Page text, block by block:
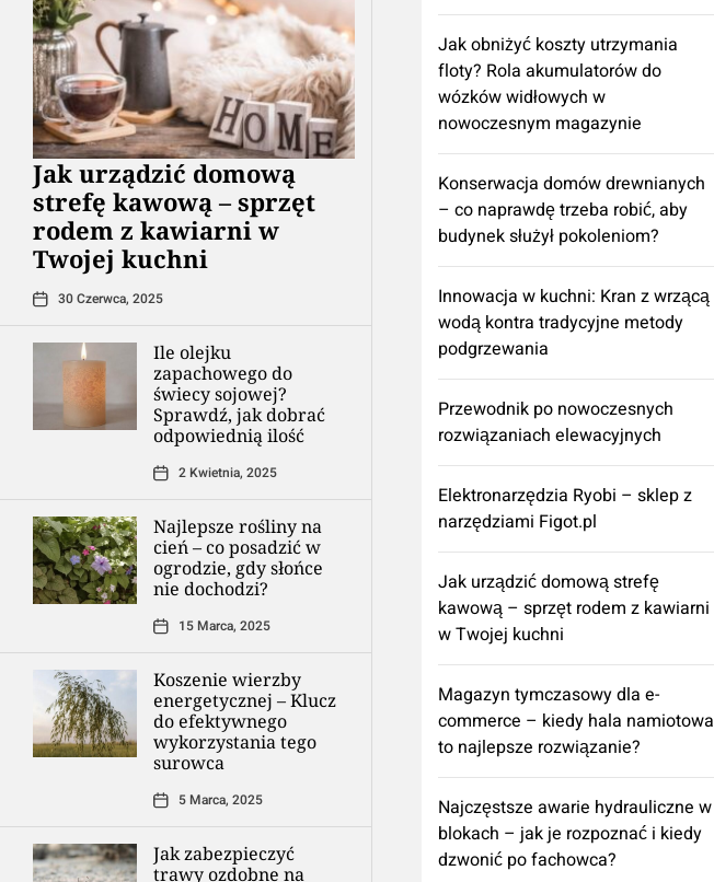
​Jak urządzić domową
strefę kawową – sprzęt
rodem z kawiarni w
Twojej kuchni
30 Czerwca, 2025
Ile olejku
zapachowego do
świecy sojowej?
Sprawdź, jak dobrać
odpowiednią ilość
2 Kwietnia, 2025
Najlepsze rośliny na
cień – co posadzić w
ogrodzie, gdy słońce
nie dochodzi?
15 Marca, 2025
Koszenie wierzby
energetycznej – Klucz
do efektywnego
wykorzystania tego
surowca
5 Marca, 2025
Jak zabezpieczyć
trawy ozdobne na
Jak obniżyć koszty utrzymania
floty? Rola akumulatorów do
wózków widłowych w
nowoczesnym magazynie
Konserwacja domów drewnianych
– co naprawdę trzeba robić, aby
budynek służył pokoleniom?
Innowacja w kuchni: Kran z wrzącą
wodą kontra tradycyjne metody
podgrzewania
Przewodnik po nowoczesnych
rozwiązaniach elewacyjnych
Elektronarzędzia Ryobi – sklep z
narzędziami Figot.pl
​Jak urządzić domową strefę
kawową – sprzęt rodem z kawiarni
w Twojej kuchni
Magazyn tymczasowy dla e-
commerce – kiedy hala namiotowa
to najlepsze rozwiązanie?
Najczęstsze awarie hydrauliczne w
blokach – jak je rozpoznać i kiedy
dzwonić po fachowca?